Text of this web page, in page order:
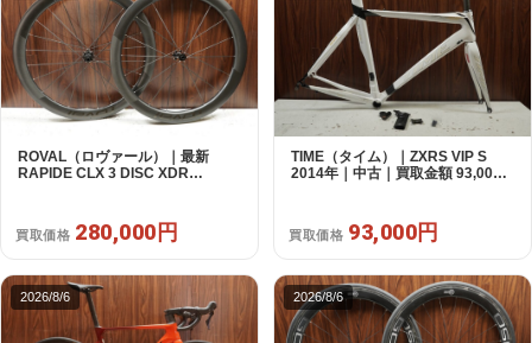
ROVAL（ロヴァール）｜最新
RAPIDE CLX 3 DISC XDR
買取価格 280,000円
TIME（タイム）｜ZXRS VIP S
2014年｜中古｜買取金額 93,000
買取価格 93,000円
2026/8/6 2026/8/6